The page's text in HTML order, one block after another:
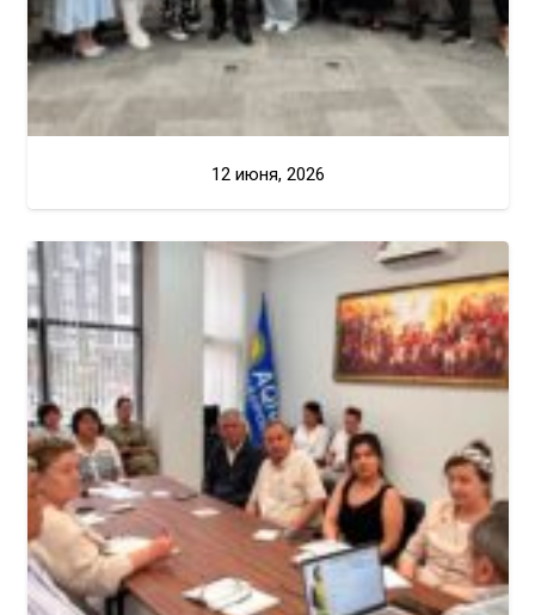
12 июня, 2026